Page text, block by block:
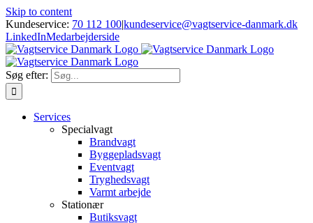
Skip to content
Kundeservice: 70 112 100|kundeservice@vagtservice-danmark.dk
LinkedInMedarbejderside
Søg efter:
Services
Specialvagt
Brandvagt
Byggepladsvagt
Eventvagt
Tryghedsvagt
Varmt arbejde
Stationær
Butiksvagt